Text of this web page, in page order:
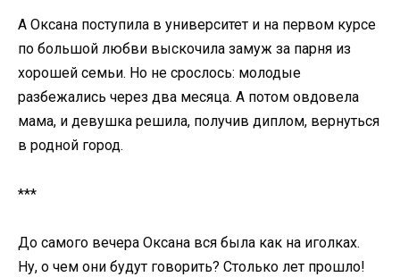
А Оксана поступила в университет и на первом курсе
по большой любви выскочила замуж за парня из
хорошей семьи. Но не срослось: молодые
разбежались через два месяца. А потом овдовела
мама, и девушка решила, получив диплом, вернуться
в родной город.
***
До самого вечера Оксана вся была как на иголках.
Ну, о чем они будут говорить? Столько лет прошло!